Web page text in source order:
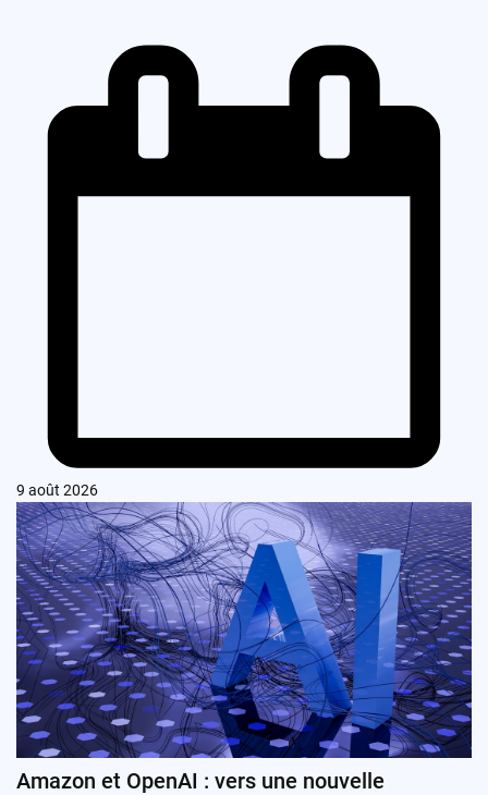
9 août 2026
Amazon et OpenAI : vers une nouvelle